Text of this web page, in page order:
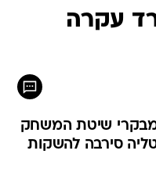
עקרה
שיטת המשחק
סירבה להשקות